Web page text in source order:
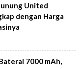
United
dengan Harga
7000 mAh,